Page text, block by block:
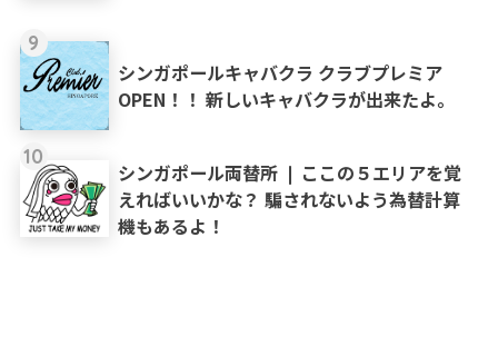
9
シンガポールキャバクラ クラブプレミア
OPEN！！ 新しいキャバクラが出来たよ。
10
シンガポール両替所 ❘ ここの５エリアを覚
えればいいかな？ 騙されないよう為替計算
機もあるよ！